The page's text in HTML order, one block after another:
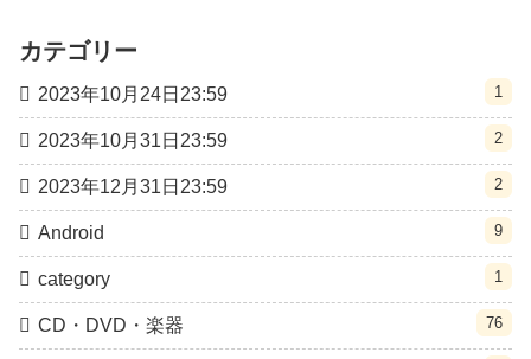
カテゴリー
2023年10月24日23:59 1
2023年10月31日23:59 2
2023年12月31日23:59 2
Android 9
category 1
CD・DVD・楽器 76